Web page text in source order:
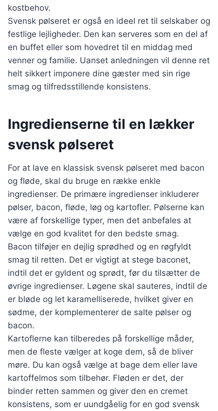
kostbehov.
Svensk pølseret er også en ideel ret til selskaber og
festlige lejligheder. Den kan serveres som en del af
en buffet eller som hovedret til en middag med
venner og familie. Uanset anledningen vil denne ret
helt sikkert imponere dine gæster med sin rige
smag og tilfredsstillende konsistens.
Ingredienserne til en lækker
svensk pølseret
For at lave en klassisk svensk pølseret med bacon
og fløde, skal du bruge en række enkle
ingredienser. De primære ingredienser inkluderer
pølser, bacon, fløde, løg og kartofler. Pølserne kan
være af forskellige typer, men det anbefales at
vælge en god kvalitet for den bedste smag.
Bacon tilføjer en dejlig sprødhed og en røgfyldt
smag til retten. Det er vigtigt at stege baconet,
indtil det er gyldent og sprødt, før du tilsætter de
øvrige ingredienser. Løgene skal sauteres, indtil de
er bløde og let karamelliserede, hvilket giver en
sødme, der komplementerer de salte pølser og
bacon.
Kartoflerne kan tilberedes på forskellige måder,
men de fleste vælger at koge dem, så de bliver
møre. Du kan også vælge at bage dem eller lave
kartoffelmos som tilbehør. Fløden er det, der
binder retten sammen og giver den en cremet
konsistens, som er uundgåelig for en god svensk